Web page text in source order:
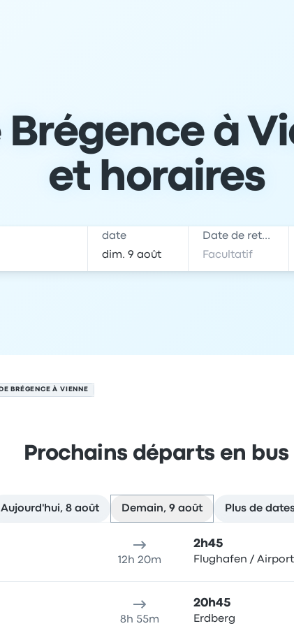
à
et horaires
date Date de retour
BRÉGENCE À VIENNE
Prochains départs en bus
Aujourd'hui, 8 août Demain, 9 août Plus de
12h 20m
2h45
Flughafen / Airport
8h 55m
20h45
Erdberg